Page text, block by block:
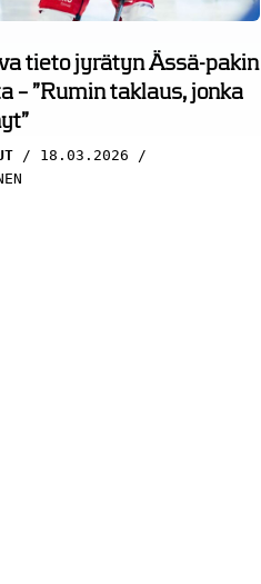
tieto jyrätyn Ässä-pakin
– ”Rumin taklaus, jonka
18.03.2026